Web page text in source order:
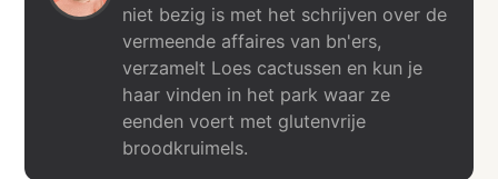
niet bezig is met het schrijven over de
vermeende affaires van bn'ers,
verzamelt Loes cactussen en kun je
haar vinden in het park waar ze
eenden voert met glutenvrije
broodkruimels.